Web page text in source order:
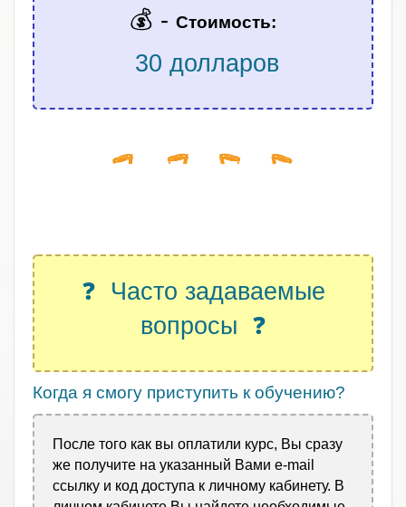
💰 - Стоимость:
30 долларов
❓ Часто задаваемые
вопросы ❓
Когда я смогу приступить к обучению?
После того как вы оплатили курс, Вы сразу
же получите на указанный Вами e-mail
ссылку и код доступа к личному кабинету. В